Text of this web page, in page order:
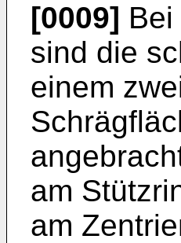
[0009]
sind die
einem
am
am